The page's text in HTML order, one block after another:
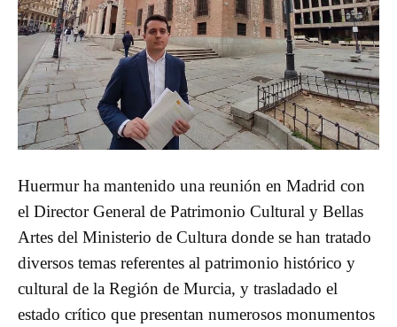
Huermur ha mantenido una reunión en Madrid con
el Director General de Patrimonio Cultural y Bellas
Artes del Ministerio de Cultura donde se han tratado
diversos temas referentes al patrimonio histórico y
cultural de la Región de Murcia, y trasladado el
estado crítico que presentan numerosos monumentos